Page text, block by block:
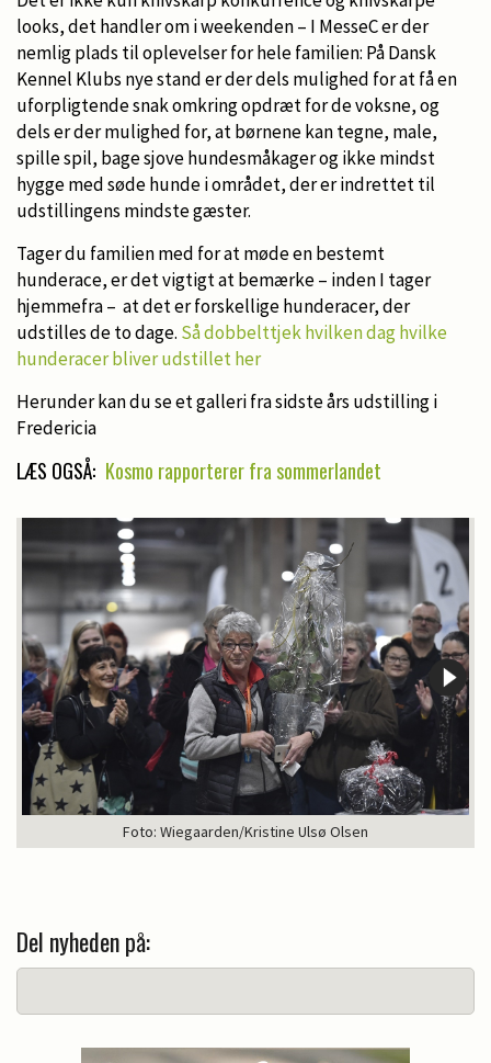
looks, det handler om i weekenden – I MesseC er der
nemlig plads til oplevelser for hele familien: På Dansk
Kennel Klubs nye stand er der dels mulighed for at få en
uforpligtende snak omkring opdræt for de voksne, og
dels er der mulighed for, at børnene kan tegne, male,
spille spil, bage sjove hundesmåkager og ikke mindst
hygge med søde hunde i området, der er indrettet til
udstillingens mindste gæster.
Tager du familien med for at møde en bestemt
hunderace, er det vigtigt at bemærke – inden I tager
hjemmefra – at det er forskellige hunderacer, der
udstilles de to dage. Så dobbelttjek hvilken dag hvilke
hunderacer bliver udstillet her
Herunder kan du se et galleri fra sidste års udstilling i
Fredericia
LÆS OGSÅ: Kosmo rapporterer fra sommerlandet
Foto: Wiegaarden/Kristine Ulsø Olsen
Del nyheden på: